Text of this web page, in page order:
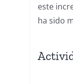
este
ha sido